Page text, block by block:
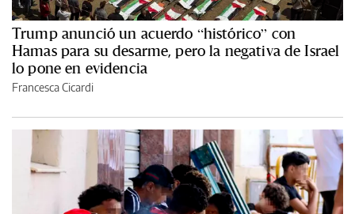
Trump anunció un acuerdo “histórico” con
Hamas para su desarme, pero la negativa de Israel
lo pone en evidencia
Francesca Cicardi